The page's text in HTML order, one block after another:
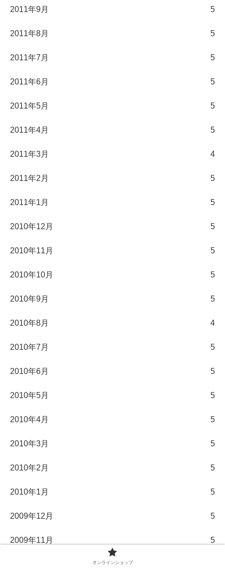
2011年9月 5
2011年8月 5
2011年7月 5
2011年6月 5
2011年5月 5
2011年4月 5
2011年3月 4
2011年2月 5
2011年1月 5
2010年12月 5
2010年11月 5
2010年10月 5
2010年9月 5
2010年8月 4
2010年7月 5
2010年6月 5
2010年5月 5
2010年4月 5
2010年3月 5
2010年2月 5
2010年1月 5
2009年12月 5
2009年11月 5
オンラインショップ